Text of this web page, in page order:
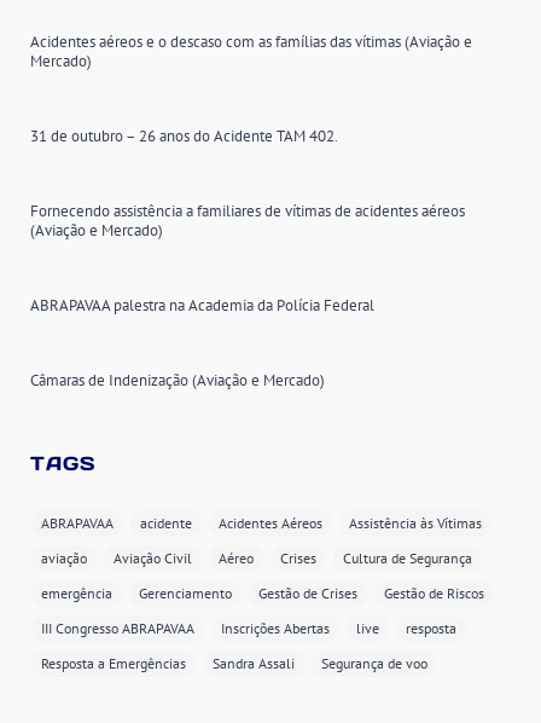
Acidentes aéreos e o descaso com as famílias das vítimas (Aviação e
Mercado)
31 de outubro – 26 anos do Acidente TAM 402.
Fornecendo assistência a familiares de vítimas de acidentes aéreos
(Aviação e Mercado)
ABRAPAVAA palestra na Academia da Polícia Federal
Câmaras de Indenização (Aviação e Mercado)
TAGS
ABRAPAVAA acidente Acidentes Aéreos
Assistência às Vítimas
aviação
Aviação Civil Aéreo Crises
Cultura de Segurança
emergência
Gerenciamento Gestão de Crises
Gestão de Riscos
III Congresso ABRAPAVAA
Inscrições Abertas live
resposta
Resposta a Emergências
Sandra Assali Segurança de voo